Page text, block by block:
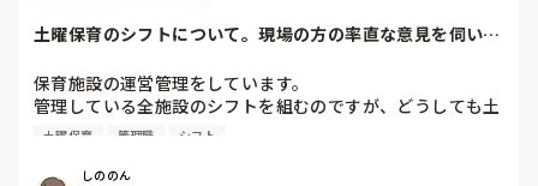
土曜保育のシフトについて。現場の方の率直な意見を伺いた
保育施設の運営管理をしています。
管理している全施設のシフトを組むのですが、どうしても土
曜保育だけは入れる方が少なく、いつも苦労しています。
て入職しているはずですが、いざ勤務が始まると一日も土曜
土曜保育 管理職 シフト
しののん